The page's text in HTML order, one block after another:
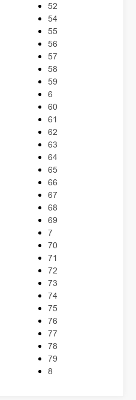
52
54
55
56
57
58
59
6
60
61
62
63
64
65
66
67
68
69
7
70
71
72
73
74
75
76
77
78
79
8